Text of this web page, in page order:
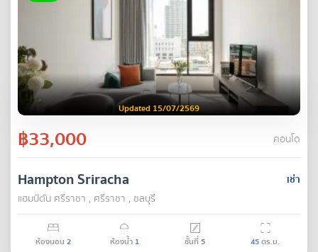
Updated 15/07/2569
฿33,000 คอนโด
เช่า
Hampton Sriracha
แฮมป์ตัน ศรีราชา , ศรีราชา , ชลบุรี
ห้องนอน 2 ห้องน้ำ 1 ชั้นที่5 45ตร.ม.